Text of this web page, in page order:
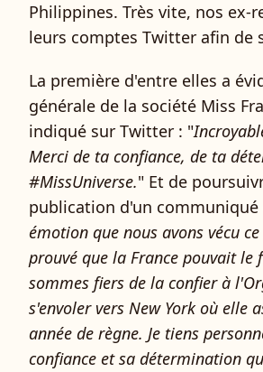
Philippines. Très vite, nos ex-
leurs comptes Twitter afin de
La première d'entre elles a
générale de la société Miss
indiqué sur Twitter : "
Merci de ta confiance, de ta
#MissUniverse." Et de
publication d'un
émotion que nous avons vécu
prouvé que la France pouvait le
sommes fiers de la confier à
s'envoler vers New York où elle
année de règne. Je tiens
confiance et sa détermination